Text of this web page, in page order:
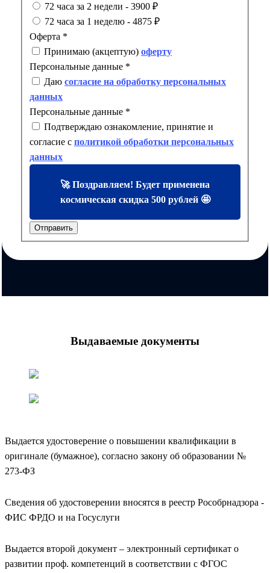
72 часа за 2 недели - 3900 ₽
72 часа за 1 неделю - 4875 ₽
Оферта *
Принимаю (акцептую) оферту
Персональные данные *
Даю согласие на обработку персональных
данных
Персональные данные *
Подтверждаю ознакомление, принятие и
согласие с политикой обработки персональных
данных
🚀 Поздравляем! Будет применена
космическая скидка 500 рублей 🤩
Отправить
Выдаваемые документы
Выдается удостоверение о повышении квалификации в
оригинале (бумажное), согласно закону об образовании №
273-ФЗ
Сведения об удостоверении вносятся в реестр Рособрнадзора -
ФИС ФРДО и на Госуслуги
Выдается второй документ – электронный сертификат о
развитии проф. компетенций в соответствии с ФГОС